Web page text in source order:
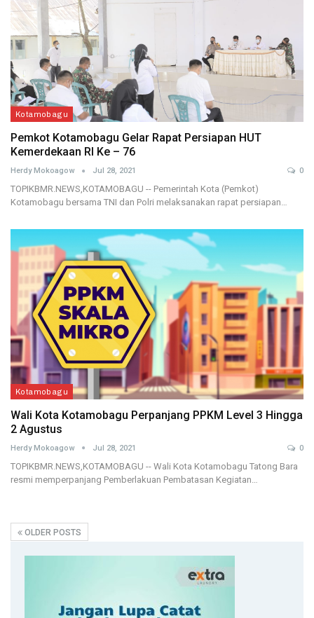
Kotamobagu
Pemkot Kotamobagu Gelar Rapat Persiapan HUT
Kemerdekaan RI Ke – 76
Herdy Mokoagow Jul 28, 2021 0
TOPIKBMR.NEWS,KOTAMOBAGU -- Pemerintah Kota (Pemkot)
Kotamobagu bersama TNI dan Polri melaksanakan rapat persiapan…
Kotamobagu
Wali Kota Kotamobagu Perpanjang PPKM Level 3 Hingga
2 Agustus
Herdy Mokoagow Jul 28, 2021 0
TOPIKBMR.NEWS,KOTAMOBAGU -- Wali Kota Kotamobagu Tatong Bara
resmi memperpanjang Pemberlakuan Pembatasan Kegiatan…
OLDER POSTS